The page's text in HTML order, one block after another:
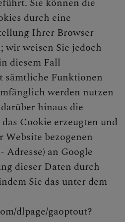
durch eine
Ihrer Browser-
wir weisen Sie jedoch
diesem Fall
sämtliche Funktionen
werden nutzen
hinaus die
Cookie erzeugten und
bezogenen
an Google
dieser Daten durch
Sie das unter dem
dlpage/gaoptout?